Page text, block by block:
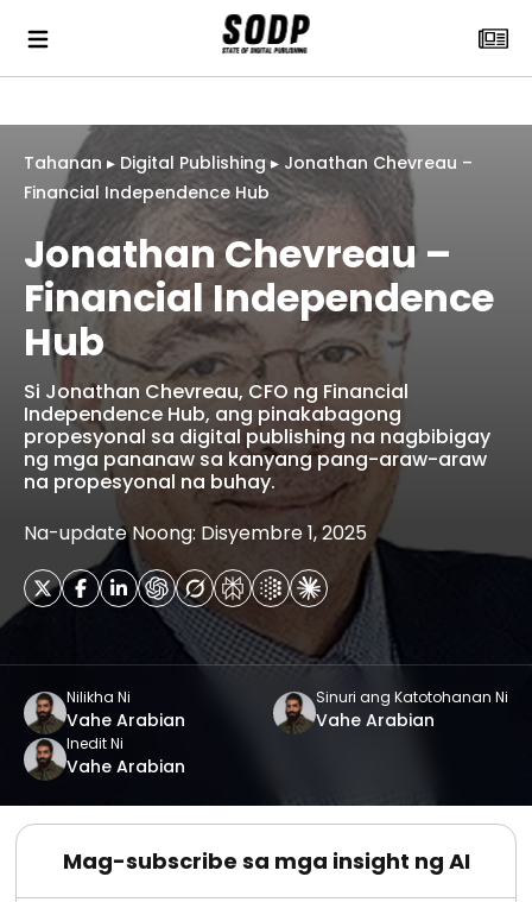
Tahanan ▸ Digital Publishing▸ Jonathan Chevreau –
Financial Independence Hub
Jonathan Chevreau –
Financial Independence
Hub
Si Jonathan Chevreau, CFO ng Financial
Independence Hub, ang pinakabagong
propesyonal sa digital publishing na nagbibigay
ng mga pananaw sa kanyang pang-araw-araw
na propesyonal na buhay.
Na-update Noong: Disyembre 1, 2025
Nilikha Ni
Vahe Arabian
Sinuri ang Katotohanan Ni
Vahe Arabian
Inedit Ni
Vahe Arabian
Mag-subscribe sa mga insight ng AI